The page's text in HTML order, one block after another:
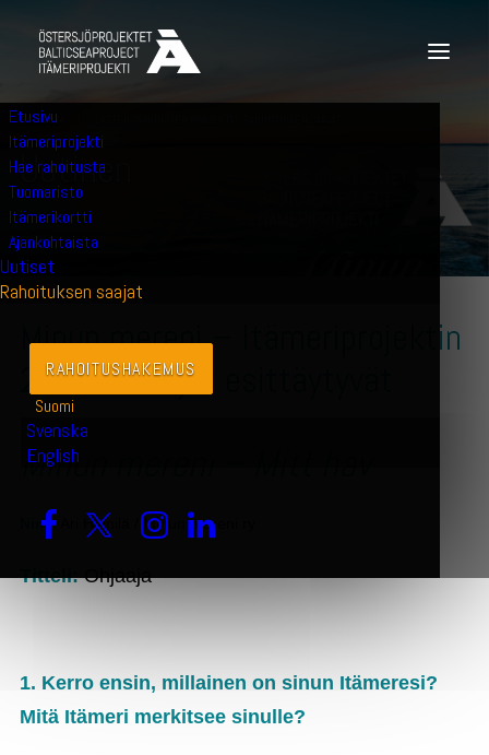
Etusivu
Itämeriprojekti
Hae rahoitusta
Tuomaristo
Itämerikortti
Ajankohtaista
Uutiset
Rahoituksen saajat
RAHOITUSHAKEMUS
Suomi
Svenska
English
30.5.2024
Uutine
Minun mereni – Itämeriprojektin
2024 voittajat esittäytyvät
Minun mereni – Mitt hav
Nimi: Ari Heinilä / Minun mereni ry
Titteli:Ohjaaja
1. Kerro ensin, millainen on sinun Itämeresi?
Mitä Itämeri merkitsee sinulle?